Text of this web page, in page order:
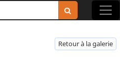
Retour à la galerie